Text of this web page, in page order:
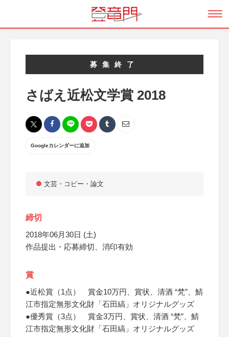
募集終了
さばえ近松文学賞 2018
Googleカレンダーに追加
文芸・コピー・論文
締切
2018年06月30日 (土)
作品提出・応募締切、消印有効
賞
●近松賞（1点） 賞金10万円、賞状、清酒 “梵”、鯖
江市指定無形文化財「石田縞」オリジナルグッズ
●優秀賞（3点） 賞金3万円、賞状、清酒 “梵”、鯖
江市指定無形文化財「石田縞」オリジナルグッズ